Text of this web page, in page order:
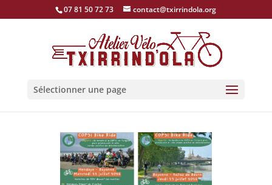
07 81 50 72 73 contact@txirrindola.org
Sélectionner une page